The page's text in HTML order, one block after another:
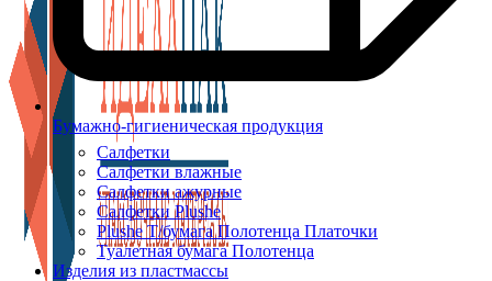
Бумажно-гигиеническая продукция
Салфетки
Салфетки влажные
Салфетки ажурные
Салфетки Plushe
Plushe Т/бумага Полотенца Платочки
Туалетная бумага Полотенца
Изделия из пластмассы